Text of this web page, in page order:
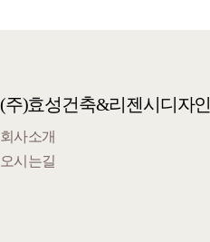
(주)효성건축&리젠시디자인
회사소개
오시는길